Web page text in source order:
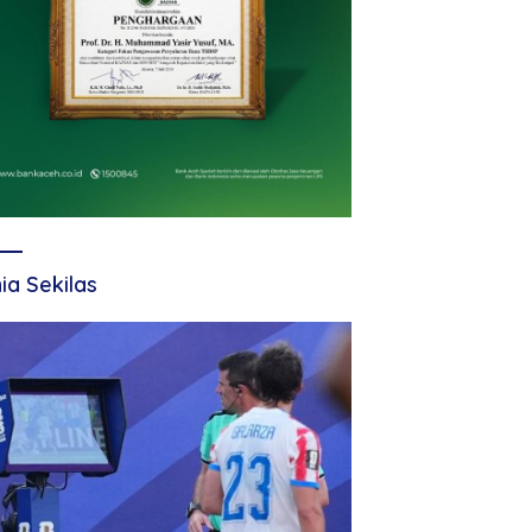
Sekilas